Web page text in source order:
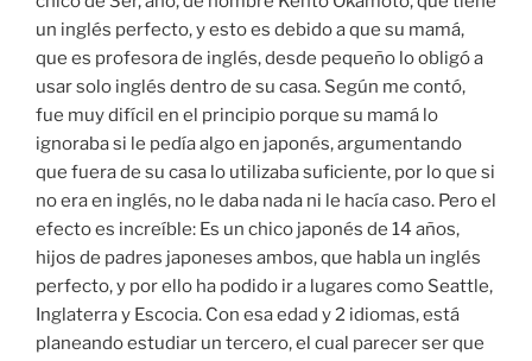
un inglés perfecto, y esto es debido a que su mamá,
que es profesora de inglés, desde pequeño lo obligó a
usar solo inglés dentro de su casa. Según me contó,
fue muy difícil en el principio porque su mamá lo
ignoraba si le pedía algo en japonés, argumentando
que fuera de su casa lo utilizaba suficiente, por lo que si
no era en inglés, no le daba nada ni le hacía caso. Pero el
efecto es increíble: Es un chico japonés de 14 años,
hijos de padres japoneses ambos, que habla un inglés
perfecto, y por ello ha podido ir a lugares como Seattle,
Inglaterra y Escocia. Con esa edad y 2 idiomas, está
planeando estudiar un tercero, el cual parecer ser que